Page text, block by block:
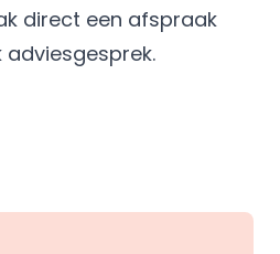
direct een afspraak